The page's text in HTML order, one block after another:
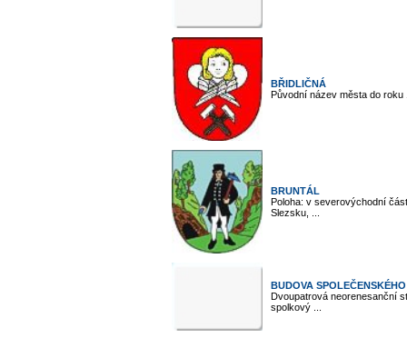
BŘIDLIČNÁ
Původní název města do
BRUNTÁL
Poloha: v severovýchodní
Slezsku, ...
BUDOVA
Dvoupatrová neorenesanční
spolkový ...